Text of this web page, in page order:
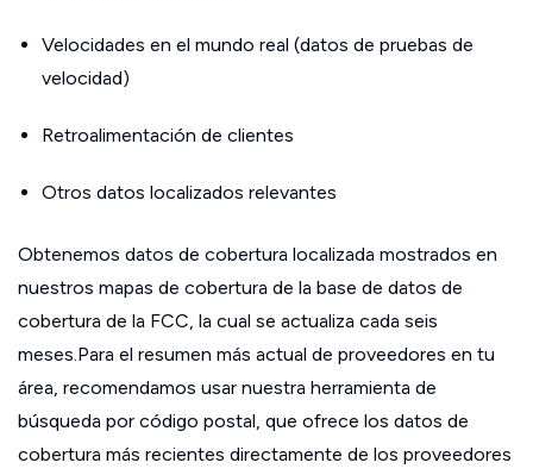
Velocidades en el mundo real (datos de pruebas de
velocidad)
Retroalimentación de clientes
Otros datos localizados relevantes
Obtenemos datos de cobertura localizada mostrados en
nuestros mapas de cobertura de la base de datos de
cobertura de la FCC, la cual se actualiza cada seis
meses.Para el resumen más actual de proveedores en tu
área, recomendamos usar nuestra herramienta de
búsqueda por código postal, que ofrece los datos de
cobertura más recientes directamente de los proveedores